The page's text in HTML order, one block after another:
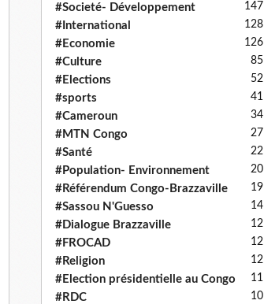
#Societé- Développement 147
#International 128
#Economie 126
#Culture 85
#Elections 52
#sports 41
#Cameroun 34
#MTN Congo 27
#Santé 22
#Population- Environnement 20
#Référendum Congo-Brazzaville 19
#Sassou N'Guesso 14
#Dialogue Brazzaville 12
#FROCAD 12
#Religion 12
#Election présidentielle au Congo 11
#RDC 10